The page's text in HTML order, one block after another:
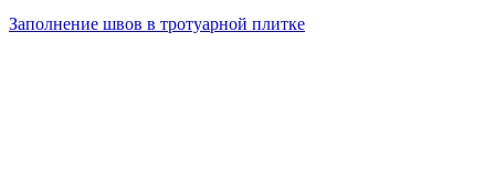
Заполнение швов в тротуарной плитке